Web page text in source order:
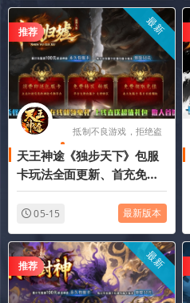
推荐 最新
抵制不良游戏，拒绝盗
版游戏
天王神途《独步天下》包服
卡玩法全面更新、首充免费
领、散人福利送不停、爆率
全开、追梦天堂（名人堂特
05-15 最新版本
推荐 最新